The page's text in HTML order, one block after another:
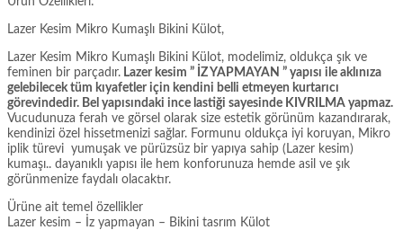
Lazer Kesim Mikro Kumaşlı Bikini Külot,
Lazer Kesim Mikro Kumaşlı Bikini Külot, modelimiz, oldukça şık ve
feminen bir parçadır. Lazer kesim ” İZ YAPMAYAN ” yapısı ile aklınıza
gelebilecek tüm kıyafetler için kendini belli etmeyen kurtarıcı
görevindedir. Bel yapısındaki ince lastiği sayesinde KIVRILMA yapmaz.
Vucudunuza ferah ve görsel olarak size estetik görünüm kazandırarak,
kendinizi özel hissetmenizi sağlar. Formunu oldukça iyi koruyan, Mikro
iplik türevi yumuşak ve pürüzsüz bir yapıya sahip (Lazer kesim)
kumaşı.. dayanıklı yapısı ile hem konforunuza hemde asil ve şık
görünmenize faydalı olacaktır.
Ürüne ait temel özellikler
Lazer kesim – İz yapmayan – Bikini tasrım Külot